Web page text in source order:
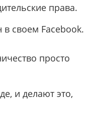
права.
своем Facebook.
просто
и делают это,